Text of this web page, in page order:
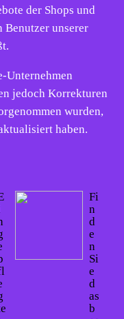
der Shops und
Benutzer unserer
Unternehmen
jedoch Korrekturen
wurden,
haben.
Fi
n
d
e
n
Si
e
d
as
b